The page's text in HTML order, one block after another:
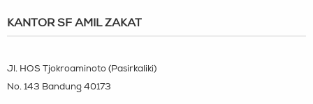
KANTOR SF AMIL ZAKAT
Jl. HOS Tjokroaminoto (Pasirkaliki)
No. 143 Bandung 40173